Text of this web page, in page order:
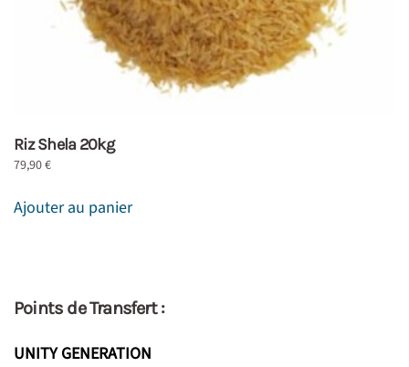
Riz Shela 20kg
79,90€
Ajouter au panier
Points de Transfert :
UNITY GENERATION